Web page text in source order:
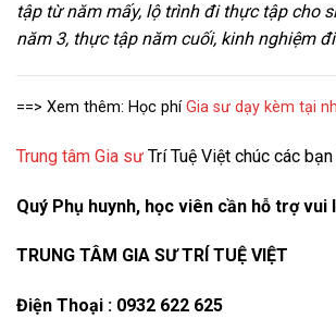
tập từ năm mấy, lộ trình đi thực tập cho
năm 3, thực tập năm cuối, kinh nghiệm
==> Xem thêm: Học phíGia sư dạy kèm tại
Trung tâm Gia sư Trí Tuệ Việt chúc các
Quý Phụ huynh, học viên cần hỗ trợ vui
TRUNG TÂM GIA SƯ TRÍ TUỆ VIỆT
Điện Thoại : 0932 622 625